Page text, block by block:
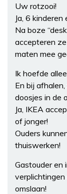
Uw rotzooi!
Ja, 6 kinderen
Na boze
accepteren
maten mee
Ik hoefde
En bij
doosjes in de
Ja, IKEA
of jonger!
Ouders
thuiswerken!
Gastouder en
omslaan!